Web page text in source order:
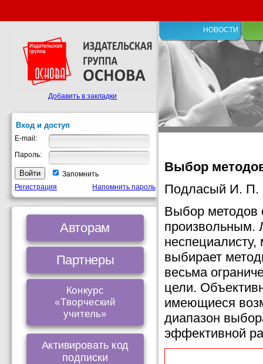
НОВОСТИ
Выбор
Подласый И. П.
Выбор методов
произвольным.
неспециалисту,
выбирает
весьма
цели.
имеющиеся
диапазон
эффективной
Добавить в закладки
Вход и доступ
E-mail:
Пароль:
Запомнить
Регистрация
Напомнить пароль
Авторам
Партнеры
Конкурс
«Творческий
учитель»
Активировать код
подписки